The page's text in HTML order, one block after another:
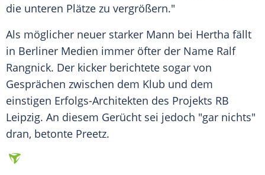
die unteren Plätze zu vergrößern."
Als möglicher neuer starker Mann bei Hertha fällt
in Berliner Medien immer öfter der Name Ralf
Rangnick. Der kicker berichtete sogar von
Gesprächen zwischen dem Klub und dem
einstigen Erfolgs-Architekten des Projekts RB
Leipzig. An diesem Gerücht sei jedoch "gar nichts"
dran, betonte Preetz.